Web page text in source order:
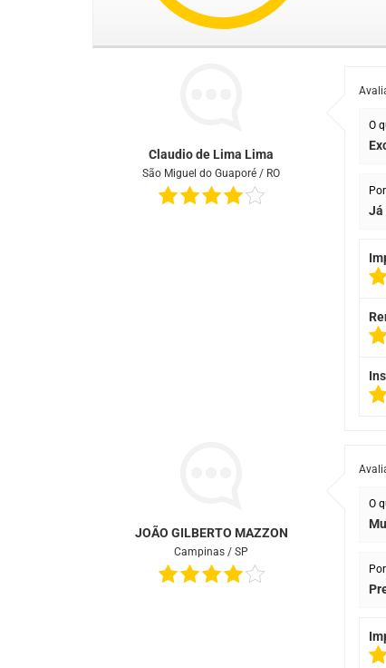
Claudio de Lima Lima
São Miguel do Guaporé / RO
O
Já
JOÃO GILBERTO MAZZON
Campinas / SP
O